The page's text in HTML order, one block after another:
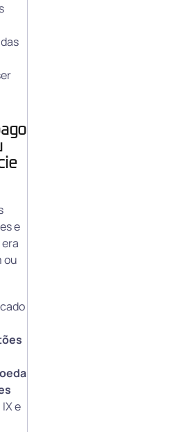
e
ou
e